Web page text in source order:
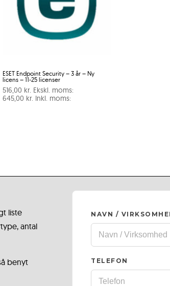
ESET Endpoint Security – 3 år – Ny
licens – 11-25 licenser
516,00 kr. Ekskl. moms:
645,00 kr. Inkl. moms:
liste
antal
benyt
NAVN /
TELEFON